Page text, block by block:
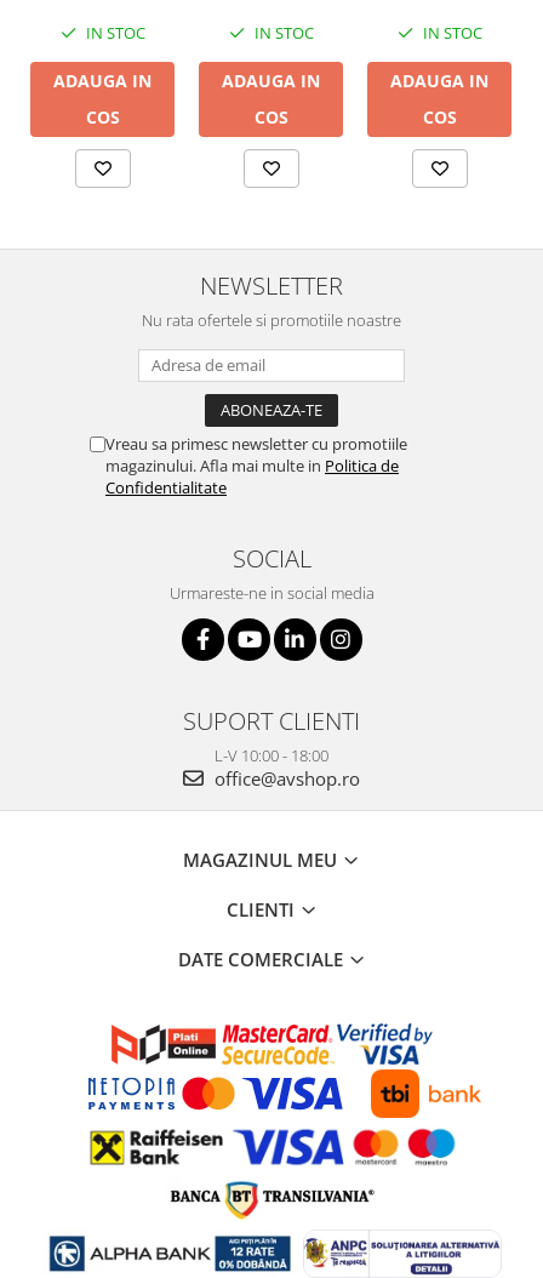
IN STOC
ADAUGA IN
COS
IN STOC
ADAUGA IN
COS
IN STOC
ADAUGA IN
COS
NEWSLETTER
Nu rata ofertele si promotiile noastre
Vreau sa primesc newsletter cu promotiile
magazinului. Afla mai multe in Politica de
Confidentialitate
SOCIAL
Urmareste-ne in social media
SUPORT CLIENTI
L-V 10:00 - 18:00
office@avshop.ro
MAGAZINUL MEU
CLIENTI
DATE COMERCIALE